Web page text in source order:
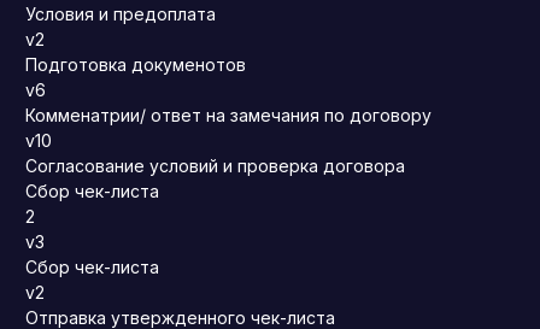
Условия и предоплата
v2
Подготовка докуменотов
v6
Комменатрии/ ответ на замечания по договору
v10
Согласование условий и проверка договора
Сбор чек-листа
2
v3
Сбор чек-листа
v2
Отправка утвержденного чек-листа